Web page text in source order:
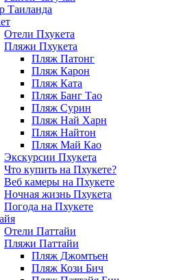
Таиланда
Отели Пхукета
Пляжи Пхукета
Пляж Патонг
Пляж Карон
Пляж Ката
Пляж Банг Тао
Пляж Сурин
Пляж Най Харн
Пляж Найтон
Пляж Май Као
Экскурсии Пхукета
Что купить на Пхукете?
Веб камеры на Пхукете
Ночная жизнь Пхукета
Погода на Пхукете
Отели Паттайи
Пляжи Паттайи
Пляж Джомтьен
Пляж Кози Бич